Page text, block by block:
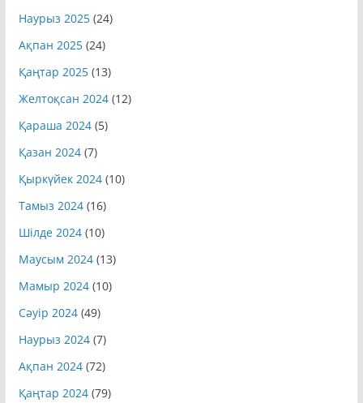
Наурыз 2025(24)
Ақпан 2025(24)
Қаңтар 2025(13)
Желтоқсан 2024(12)
Қараша 2024(5)
Қазан 2024(7)
Қыркүйек 2024(10)
Тамыз 2024(16)
Шілде 2024(10)
Маусым 2024(13)
Мамыр 2024(10)
Сәуір 2024(49)
Наурыз 2024(7)
Ақпан 2024(72)
Қаңтар 2024(79)